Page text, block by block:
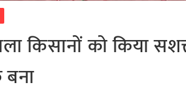
किसानों को किया
बना